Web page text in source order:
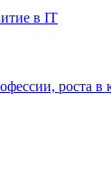
в IT
роста в